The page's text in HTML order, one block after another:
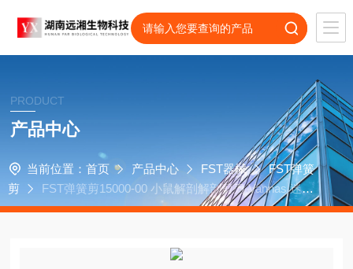
PRODUCT
产品中心
当前位置： 首页 产品中心 FST器械
FST弹簧
剪
FST弹簧剪15000-00 小鼠解剖解剖剪刀 Vannas 迷你
型弹簧剪-直/8cm